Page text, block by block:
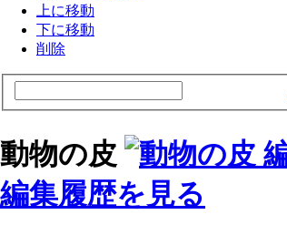
上に移動
下に移動
削除
動物の皮
編集履歴を見る